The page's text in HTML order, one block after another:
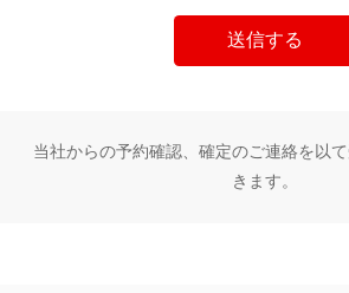
当社からの予約確認、確定のご連絡を以
きます。